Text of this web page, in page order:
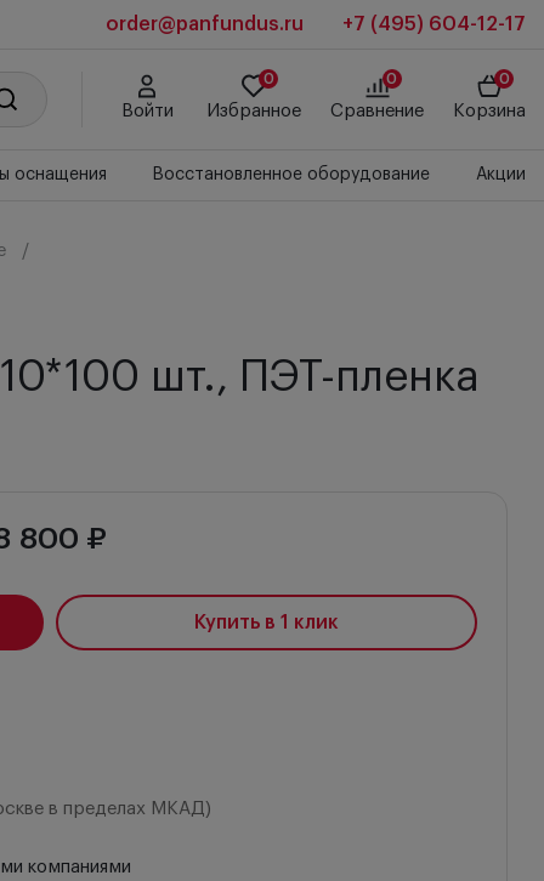
order@panfundus.ru +7 (495) 604-12-17
Войти
0
Избранное
0
Сравнение
0
Корзина
оснащения Восстановленное оборудование Акции
шт., ПЭТ-пленка
800 ₽
Купить в 1 клик
в пределах МКАД)
компаниями